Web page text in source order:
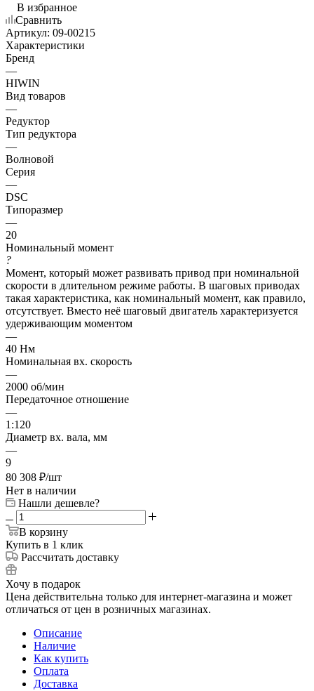
В избранное
Сравнить
Артикул: 09-00215
Характеристики
Бренд
—
HIWIN
Вид товаров
—
Редуктор
Тип редуктора
—
Волновой
Серия
—
DSC
Типоразмер
—
20
Номинальный момент
?
Момент, который может развивать привод при номинальной
скорости в длительном режиме работы. В шаговых приводах
такая характеристика, как номинальный момент, как правило,
отсутствует. Вместо неё шаговый двигатель характеризуется
удерживающим моментом
—
40 Нм
Номинальная вх. скорость
—
2000 об/мин
Передаточное отношение
—
1:120
Диаметр вх. вала, мм
—
9
80 308 ₽/шт
Нет в наличии
Нашли дешевле?
В корзину
Купить в 1 клик
Рассчитать доставку
Хочу в подарок
Цена действительна только для интернет-магазина и может
отличаться от цен в розничных магазинах.
Описание
Наличие
Как купить
Оплата
Доставка